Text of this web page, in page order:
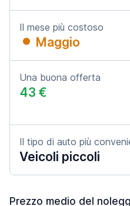
Il mese più costoso
Maggio
Una buona offerta
43 €
Il tipo di auto più
Veicoli piccoli
Prezzo medio del